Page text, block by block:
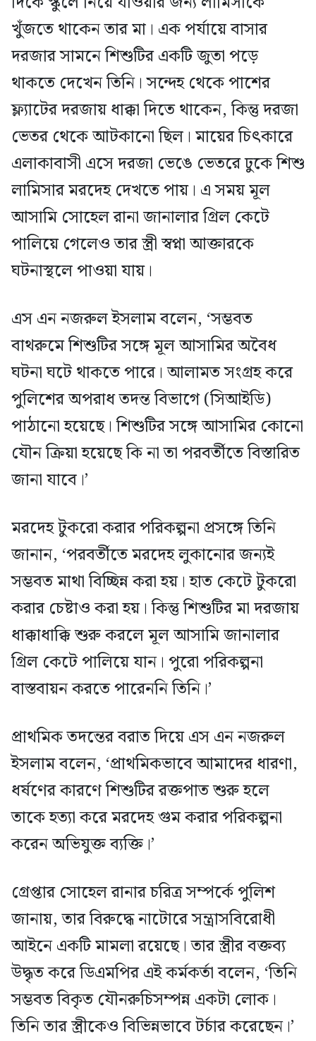
খুঁজতে থাকেন তার মা। এক পর্যায়ে বাসার
দরজার সামনে শিশুটির একটি জুতা পড়ে
থাকতে দেখেন তিনি। সন্দেহ থেকে পাশের
ফ্ল্যাটের দরজায় ধাক্কা দিতে থাকেন, কিন্তু দরজা
ভেতর থেকে আটকানো ছিল। মায়ের চিৎকারে
এলাকাবাসী এসে দরজা ভেঙে ভেতরে ঢুকে শিশু
লামিসার মরদেহ দেখতে পায়। এ সময় মূল
আসামি সোহেল রানা জানালার গ্রিল কেটে
পালিয়ে গেলেও তার স্ত্রী স্বপ্না আক্তারকে
ঘটনাস্থলে পাওয়া যায়।
এস এন নজরুল ইসলাম বলেন, ‘সম্ভবত
বাথরুমে শিশুটির সঙ্গে মূল আসামির অবৈধ
ঘটনা ঘটে থাকতে পারে। আলামত সংগ্রহ করে
পুলিশের অপরাধ তদন্ত বিভাগে (সিআইডি)
পাঠানো হয়েছে। শিশুটির সঙ্গে আসামির কোনো
যৌন ক্রিয়া হয়েছে কি না তা পরবর্তীতে বিস্তারিত
জানা যাবে।’
মরদেহ টুকরো করার পরিকল্পনা প্রসঙ্গে তিনি
জানান, ‘পরবর্তীতে মরদেহ লুকানোর জন্যই
সম্ভবত মাথা বিচ্ছিন্ন করা হয়। হাত কেটে টুকরো
করার চেষ্টাও করা হয়। কিন্তু শিশুটির মা দরজায়
ধাক্কাধাক্কি শুরু করলে মূল আসামি জানালার
গ্রিল কেটে পালিয়ে যান। পুরো পরিকল্পনা
বাস্তবায়ন করতে পারেননি তিনি।’
প্রাথমিক তদন্তের বরাত দিয়ে এস এন নজরুল
ইসলাম বলেন, ‘প্রাথমিকভাবে আমাদের ধারণা,
ধর্ষণের কারণে শিশুটির রক্তপাত শুরু হলে
তাকে হত্যা করে মরদেহ গুম করার পরিকল্পনা
করেন অভিযুক্ত ব্যক্তি।’
গ্রেপ্তার সোহেল রানার চরিত্র সম্পর্কে পুলিশ
জানায়, তার বিরুদ্ধে নাটোরে সন্ত্রাসবিরোধী
আইনে একটি মামলা রয়েছে। তার স্ত্রীর বক্তব্য
উদ্ধৃত করে ডিএমপির এই কর্মকর্তা বলেন, ‘তিনি
সম্ভবত বিকৃত যৌনরুচিসম্পন্ন একটা লোক।
তিনি তার স্ত্রীকেও বিভিন্নভাবে টর্চার করেছেন।’